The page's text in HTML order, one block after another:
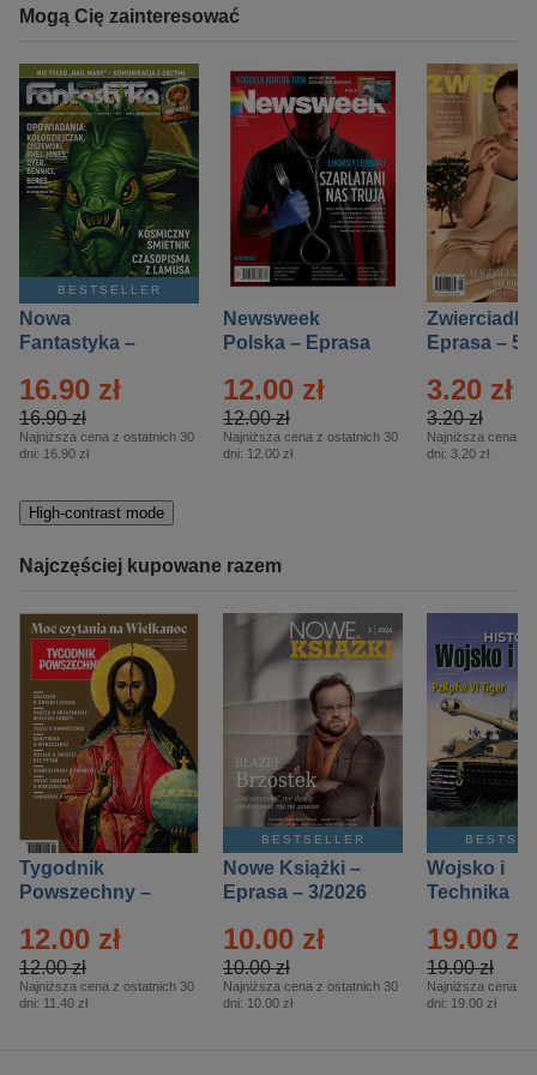
Mogą Cię zainteresować
BESTSELLER
Nowa
Fantastyka –
16.90 zł
16.90 zł
Najniższa cena z ostatnich 30
dni: 16.90 zł
Newsweek
Polska – Eprasa
12.00 zł
12.00 zł
Najniższa cena z ostatnich 30
dni: 12.00 zł
Zwierciadło
Eprasa – 5/
3.20 zł
3.20 zł
Najniższa cena z
dni: 3.20 zł
High-contrast mode
Najczęściej kupowane razem
Tygodnik
Powszechny –
12.00 zł
12.00 zł
Najniższa cena z ostatnich 30
dni: 11.40 zł
BESTSELLER
Nowe Książki –
Eprasa – 3/2026
10.00 zł
10.00 zł
Najniższa cena z ostatnich 30
dni: 10.00 zł
Wojsko i
Technika
– 2/2026
19.00 zł
19.00 zł
Najniższa cena z
dni: 19.00 zł